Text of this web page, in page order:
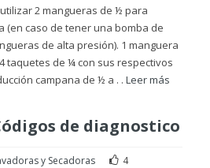
2 mangueras de ½ para
(en caso de tener una bomba de
de alta presión). 1 manguera
taquetes de ¼ con sus respectivos
campana de ½ a . . Leer más
de diagnostico
y Secadoras 4